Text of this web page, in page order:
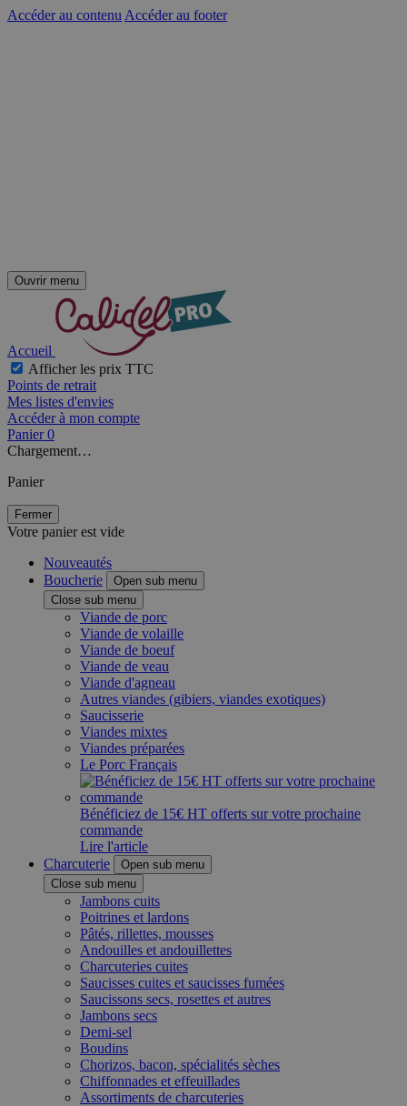
Accéder au contenu Accéder au footer
Ouvrir menu
Accueil
Afficher les prix TTC
Points de retrait
Mes listes d'envies
Accéder à mon compte
Panier 0
Chargement…
Panier
Fermer
Votre panier est vide
Nouveautés
Boucherie
Open sub menu
Close sub menu
Viande de porc
Viande de volaille
Viande de boeuf
Viande de veau
Viande d'agneau
Autres viandes (gibiers, viandes exotiques)
Saucisserie
Viandes mixtes
Viandes préparées
Le Porc Français
Bénéficiez de 15€ HT offerts sur votre prochaine
commande
Lire l'article
Charcuterie
Open sub menu
Close sub menu
Jambons cuits
Poitrines et lardons
Pâtés, rillettes, mousses
Andouilles et andouillettes
Charcuteries cuites
Saucisses cuites et saucisses fumées
Saucissons secs, rosettes et autres
Jambons secs
Demi-sel
Boudins
Chorizos, bacon, spécialités sèches
Chiffonnades et effeuillades
Assortiments de charcuteries